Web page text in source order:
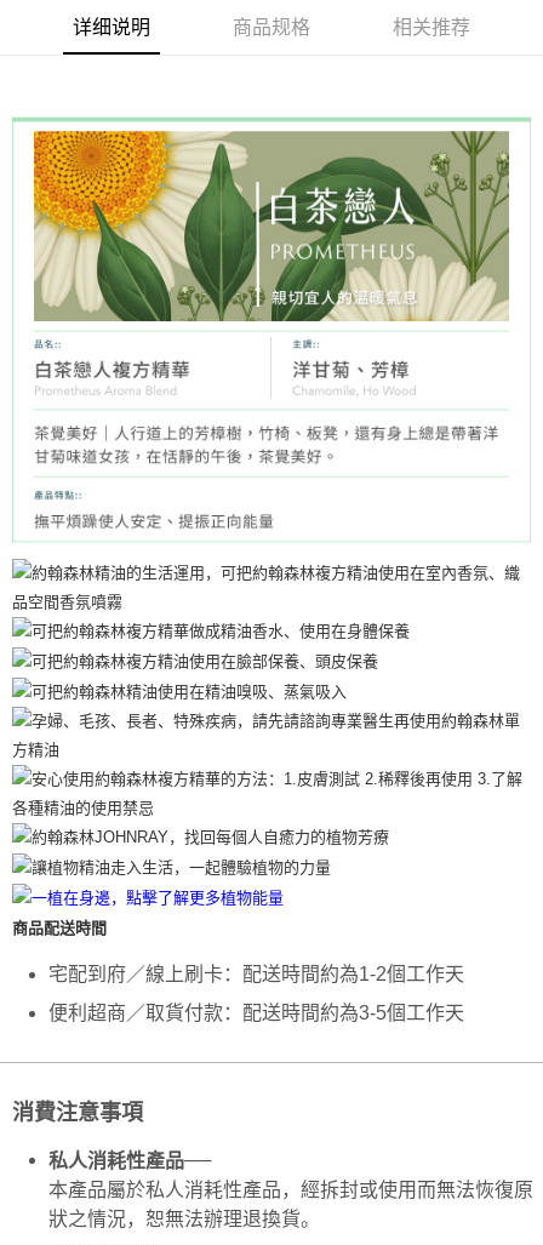
3期 0利率，每期 21家银行
合作金库商业银行
国泰世华商业银行
兆丰国际商业银行
台湾中小企业银行
台中商业银行
汇丰（台湾）商业银行
华泰商业银行
联邦商业银行
远东国际商业银行
元大商业银行
永丰商业银行
玉山商业银行
星展（台湾）商业银行
台新国际商业银行
中国信托商业银行
台湾乐天信用卡公司
6期 0利率，每期
华南商业银行
彰化商业银行
上海商业储蓄银行
国泰世华商业银行
兆丰国际商业银行
台湾中小企业银行
台中商业银行
汇丰（台湾）商业银行
华泰商业银行
联邦商业银行
远东国际商业银行
元大商业银行
永丰商业银行
玉山商业银行
星展（台湾）商业银行
台新国际商业银行
中国信托商业银行
台湾乐天信用卡公司
LINE Pay
Apple Pay
街口支付
悠遊付
Google Pay
Plus PAY
AFTEE先享后付
相关说明
1. 於付款方式選擇AFTEE先享後付，將跳出AFTEE先享後付手機驗證視
窗。
4. 下訂完成後，您的手機會收到一封繳費通知簡訊，APP會員則會收到
AFTEE APP推播通知。
5. 收到商品當下無需繳費，確認無誤後，請再利用繳費通知簡訊或AFTEE
請留意繳費期限為 14 天。唯有下載 AFTEE App 成為 AFTEE 會員者方能享
有最長 45 天內付款之服務。
繳費期限，為商家向您請款的時間，再加上使用AFTEE可延長的天數所計算
出。使用AFTEE下訂可以延長您收到商品前的繳費天數，但無法保證一定能
夠在期限內收到商品(例如:預購商品或預計到貨時間較長者)。因此無論收到
商品與否，仍需要請您在AFTEE規定的時間內完成繳費。
二、付款限制
1. 初次使用 AFTEE 時，將依認證結果及本公司審查結果，核予每個人不同
之上限額度
2. 結帳金額須大於NT$30
「AFTEE先享後付」(下稱本服務)乃由恩沛科技股份有限公司(下稱 AFTEE )
含但不限於訂購人姓名、電話，收件人姓名、電話、收件地址)，將交付予
處理、利用，詳參 AFTEE 官網之『個人資料蒐集、處理及利用告知聲明』
（https://aftee.tw/privacypolicy/
若款項超過繳費期限，將根據當次的金額加收年利率 16% 的逾期滯納金。
未成年的使用者，請事先徵得法定代理人或監護人之同意方可使用
AFTEE。
ATM付款
运送方式
每笔NT$130，满NT$2,000(含以上)免运费
付款後全家取貨
每笔NT$130，满NT$2,000(含以上)免运费
7-11取貨付款
每笔NT$130，满NT$2,000(含以上)免运费
付款後7-11取貨
每笔NT$130，满NT$2,000(含以上)免运费
宅配
每笔NT$100，满NT$1,800(含以上)免运费
详细说明 商品规格 相关推荐
商品配送時間
宅配到府／線上刷卡：配送時間約為1-2個工作天
便利超商／取貨付款：配送時間約為3-5個工作天
消費注意事項
私人消耗性產品──
本產品屬於私人消耗性產品，經拆封或使用而無法恢復原
狀之情況，恕無法辦理退換貨。